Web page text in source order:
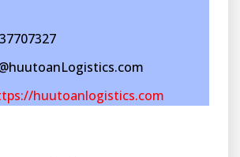
huutoanlogistics.com